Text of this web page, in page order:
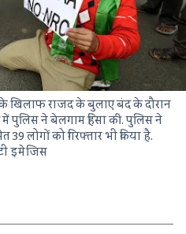
खिलाफ राजद के बुलाए बंद के दौरान
पुलिस ने बेलगाम हिंसा की. पुलिस ने
लोगों को गिरफ्तार भी किया है.
इमेजिस